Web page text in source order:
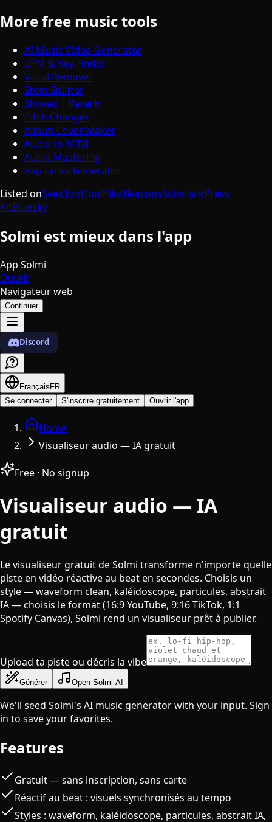
More free music tools
AI Music Video Generator
BPM & Key Finder
Vocal Remover
Stem Splitter
Slowed + Reverb
Pitch Changer
Album Cover Maker
Audio to MIDI
Audio Mastering
Rap Lyrics Generator
Listed onSeekToolToolPilotBeaconsSubstackPress
KitBluesky
Solmi est mieux dans l'app
App Solmi
Ouvrir
Navigateur web
Continuer
Discord
Français FR
Se connecter
S'inscrire gratuitement Ouvrir l'app
Home
Visualiseur audio — IA gratuit
Free · No signup
Visualiseur audio — IA
gratuit
Le visualiseur gratuit de Solmi transforme n'importe quelle
piste en vidéo réactive au beat en secondes. Choisis un
style — waveform clean, kaléidoscope, particules, abstrait
IA — choisis le format (16:9 YouTube, 9:16 TikTok, 1:1
Spotify Canvas), Solmi rend un visualiseur prêt à publier.
Upload ta piste ou décris la vibe
Générer Open Solmi AI
We'll seed Solmi's AI music generator with your input. Sign
in to save your favorites.
Features
Gratuit — sans inscription, sans carte
Réactif au beat : visuels synchronisés au tempo
Styles : waveform, kaléidoscope, particules, abstrait IA,